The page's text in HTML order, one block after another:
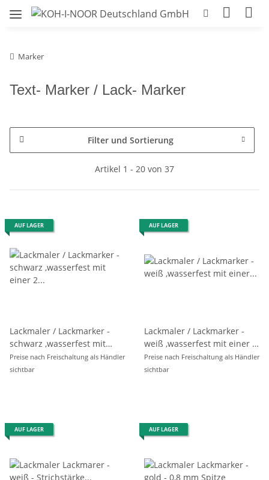
Marker
Text- Marker / Lack- Marker
Filter und Sortierung
Artikel 1 - 20 von 37
AUF LAGER
Lackmaler / Lackmarker -
schwarz ,wasserfest mit
einer 2 - 4 mm Rundspitze
Preise nach Freischaltung als Händler
sichtbar
AUF LAGER
Lackmaler / Lackmarker -
weiß ,wasserfest mit einer 2
- 4 mm Rundspitze
Preise nach Freischaltung als Händler
sichtbar
AUF LAGER AUF LAGER